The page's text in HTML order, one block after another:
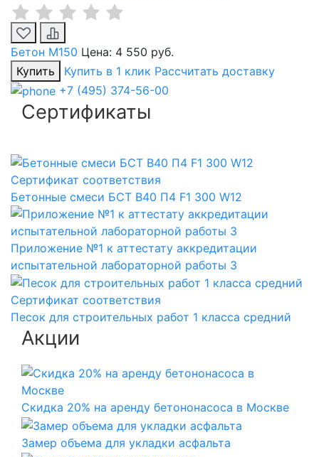
Бетон М150 Цена: 4 550 руб.
Купить
Купить в 1 клик Рассчитать доставку
+7 (495) 374-56-00
Сертификаты
Сертификат соответствия
Бетонные смеси БСТ B40 П4 F1 300 W12
Приложение №1 к аттестату аккредитации
испытательной лабораторной работы 3
Сертификат соответствия
Песок для строительных работ 1 класса средний
Акции
Скидка 20% на аренду бетононасоса в Москве
Замер объема для укладки асфальта